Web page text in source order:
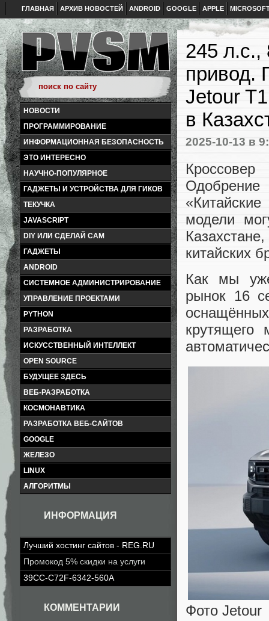
ГЛАВНАЯ АРХИВ НОВОСТЕЙ ANDROID GOOGLE APPLE
НОВОСТИ
ПРОГРАММИРОВАНИЕ
ИНФОРМАЦИОННАЯ БЕЗОПАСНОСТЬ
ЭТО ИНТЕРЕСНО
НАУЧНО-ПОПУЛЯРНОЕ
ГАДЖЕТЫ И УСТРОЙСТВА ДЛЯ ГИКОВ
ТЕКУЧКА
JAVASCRIPT
DIY ИЛИ СДЕЛАЙ САМ
ГАДЖЕТЫ
ANDROID
СИСТЕМНОЕ АДМИНИСТРИРОВАНИЕ
УПРАВЛЕНИЕ ПРОЕКТАМИ
PYTHON
РАЗРАБОТКА
ИСКУССТВЕННЫЙ ИНТЕЛЛЕКТ
OPEN SOURCE
БУДУЩЕЕ ЗДЕСЬ
ВЕБ-РАЗРАБОТКА
КОСМОНАВТИКА
РАЗРАБОТКА ВЕБ-САЙТОВ
GOOGLE
ЖЕЛЕЗО
LINUX
АЛГОРИТМЫ
ИНФОРМАЦИЯ
Лучший хостинг сайтов - REG.RU
Промокод 5% скидки на услуги
39CC-C72F-6342-560A
КОММЕНТАРИИ
245 л.с.,
привод.
Jetour
в
2025-10-13 в
модели
китайских
Как мы
рынок 16
крутящего
Фото Jetour